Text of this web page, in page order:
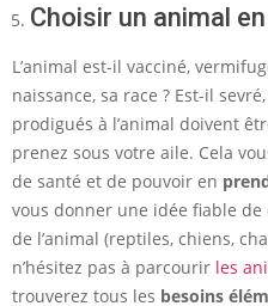
Choisir un animal
L’animal est-il vacciné,
naissance, sa race ? Est-il
prodigués à l’animal doivent
prenez sous votre aile. Cela
de santé et de pouvoir en
vous donner une idée fiable
de l’animal (reptiles, chiens,
n’hésitez pas à parcourir les
trouverez tous les besoins